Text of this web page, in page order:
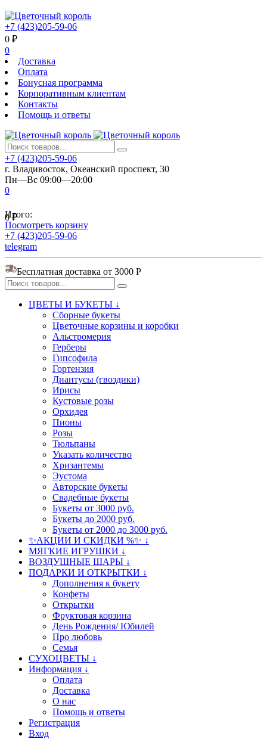
+7 (423)205-59-06
0 ₽
0
Доставка
Оплата
Бонусная программа
Корпоративным клиентам
Контакты
Помощь и ответы
+7 (423)205-59-06
г. Владивосток, Океанский проспект, 30
Пн—Вс 09:00—20:00
0
0₽
Итого:
Посмотреть корзину
+7 (423)205-59-06
telegram
Бесплатная доставка от 3000 Р
ЦВЕТЫ И БУКЕТЫ ↓
Сборные букеты
Цветочные корзины и коробки
Альстромерия
Герберы
Гипсофила
Гортензия​
Диантусы (гвоздики)
Ирисы
Кустовые розы
Орхидея
Пионы
Розы
Тюльпаны
Указать количество
Хризантемы
Эустома
Авторские букеты
Свадебные букеты
Букеты от 3000 руб.
Букеты до 2000 руб.
Букеты от 2000 до 3000 руб.
✨АКЦИИ И СКИДКИ %✨ ↓
МЯГКИЕ ИГРУШКИ ↓
ВОЗДУШНЫЕ ШАРЫ ↓
ПОДАРКИ И ОТКРЫТКИ ↓
Дополнения к букету
Конфеты
Открытки
Фруктовая корзина
День Рождения/ Юбилей
Про любовь
Семья
СУХОЦВЕТЫ ↓
Информация ↓
Оплата
Доставка
О нас
Помощь и ответы
Регистрация
Вход